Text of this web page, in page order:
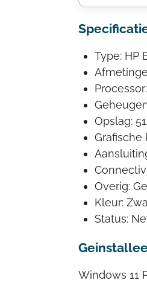
Type: HP
Opslag:
Grafische
Overig:
Kleur:
Status:
Windows 11